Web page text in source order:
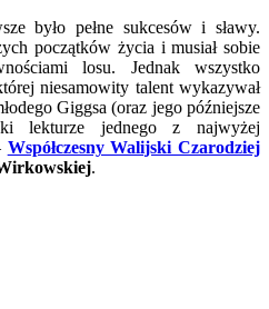
było pełne sukcesów i sławy.
początków życia i musiał sobie
losu. Jednak wszystko
niesamowity talent wykazywał
Giggsa (oraz jego późniejsze
lekturze jednego z najwyżej
Współczesny Walijski Czarodziej
.